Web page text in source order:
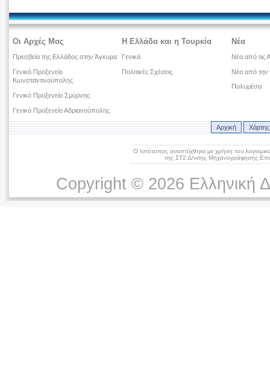
Οι Αρχές Μας
Πρεσβεία της Ελλάδος στην Άγκυρα
Γενικό Προξενείο
Κωνσταντινούπολης
Γενικό Προξενείο Σμύρνης
Γενικό Προξενείο Αδριανούπολης
Η Ελλάδα και η Τουρκία
Γενικά
Πολιτικές Σχέσεις
Νέα
Νέα από τις
Νέα από την
Πολυμέσα
Αρχική
Ο Ιστότοπος αναπτύχθηκε με χρήση του
της ΣΤ2 Δ/νσης Μηχανογράφησης
Copyright © 2026 Ελληνική